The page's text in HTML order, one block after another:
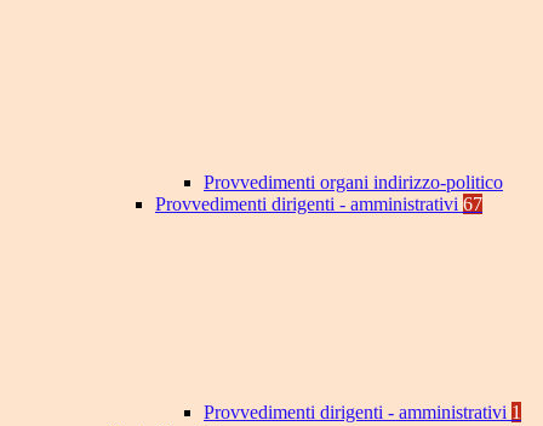
Provvedimenti organi indirizzo-politico
Provvedimenti dirigenti - amministrativi 67
Provvedimenti dirigenti - amministrativi 1